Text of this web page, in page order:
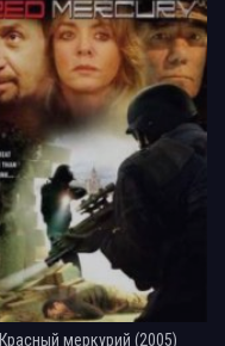
Красный меркурий (2005)